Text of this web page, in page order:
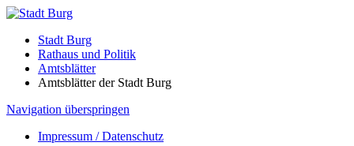
Stadt Burg
Rathaus und Politik
Amtsblätter
Amtsblätter der Stadt Burg
Navigation überspringen
Impressum / Datenschutz